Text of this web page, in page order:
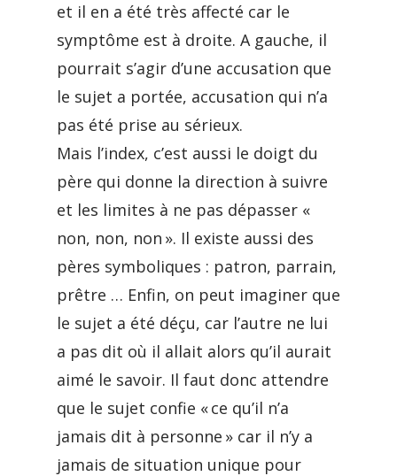
et il en a été très affecté car le
symptôme est à droite. A gauche, il
pourrait s’agir d’une accusation que
le sujet a portée, accusation qui n’a
pas été prise au sérieux.
Mais l’index, c’est aussi le doigt du
père qui donne la direction à suivre
et les limites à ne pas dépasser «
non, non, non ». Il existe aussi des
pères symboliques : patron, parrain,
prêtre … Enfin, on peut imaginer que
le sujet a été déçu, car l’autre ne lui
a pas dit où il allait alors qu’il aurait
aimé le savoir. Il faut donc attendre
que le sujet confie « ce qu’il n’a
jamais dit à personne » car il n’y a
jamais de situation unique pour